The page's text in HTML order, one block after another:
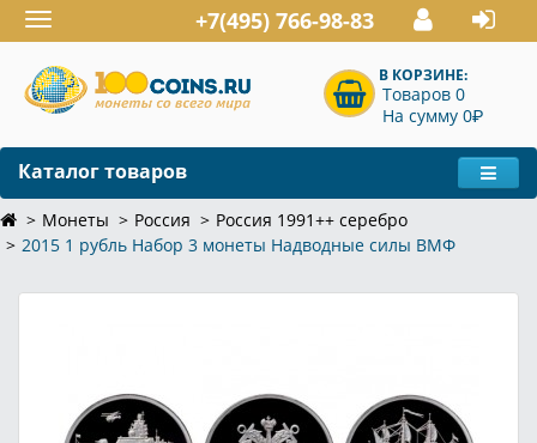
Toggle
navigation
+7(495) 766-98-83
В КОРЗИНЕ:
Товаров 0
На сумму 0P
Каталог товаров
Монеты Россия
Россия 1991++ серебро
2015 1 рубль Набор 3 монеты Надводные силы ВМФ